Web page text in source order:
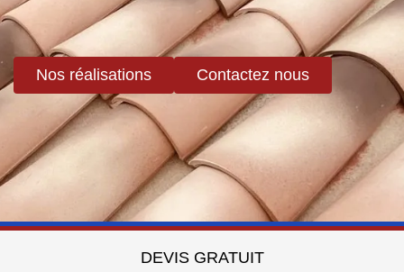
Nos réalisations Contactez nous
DEVIS GRATUIT